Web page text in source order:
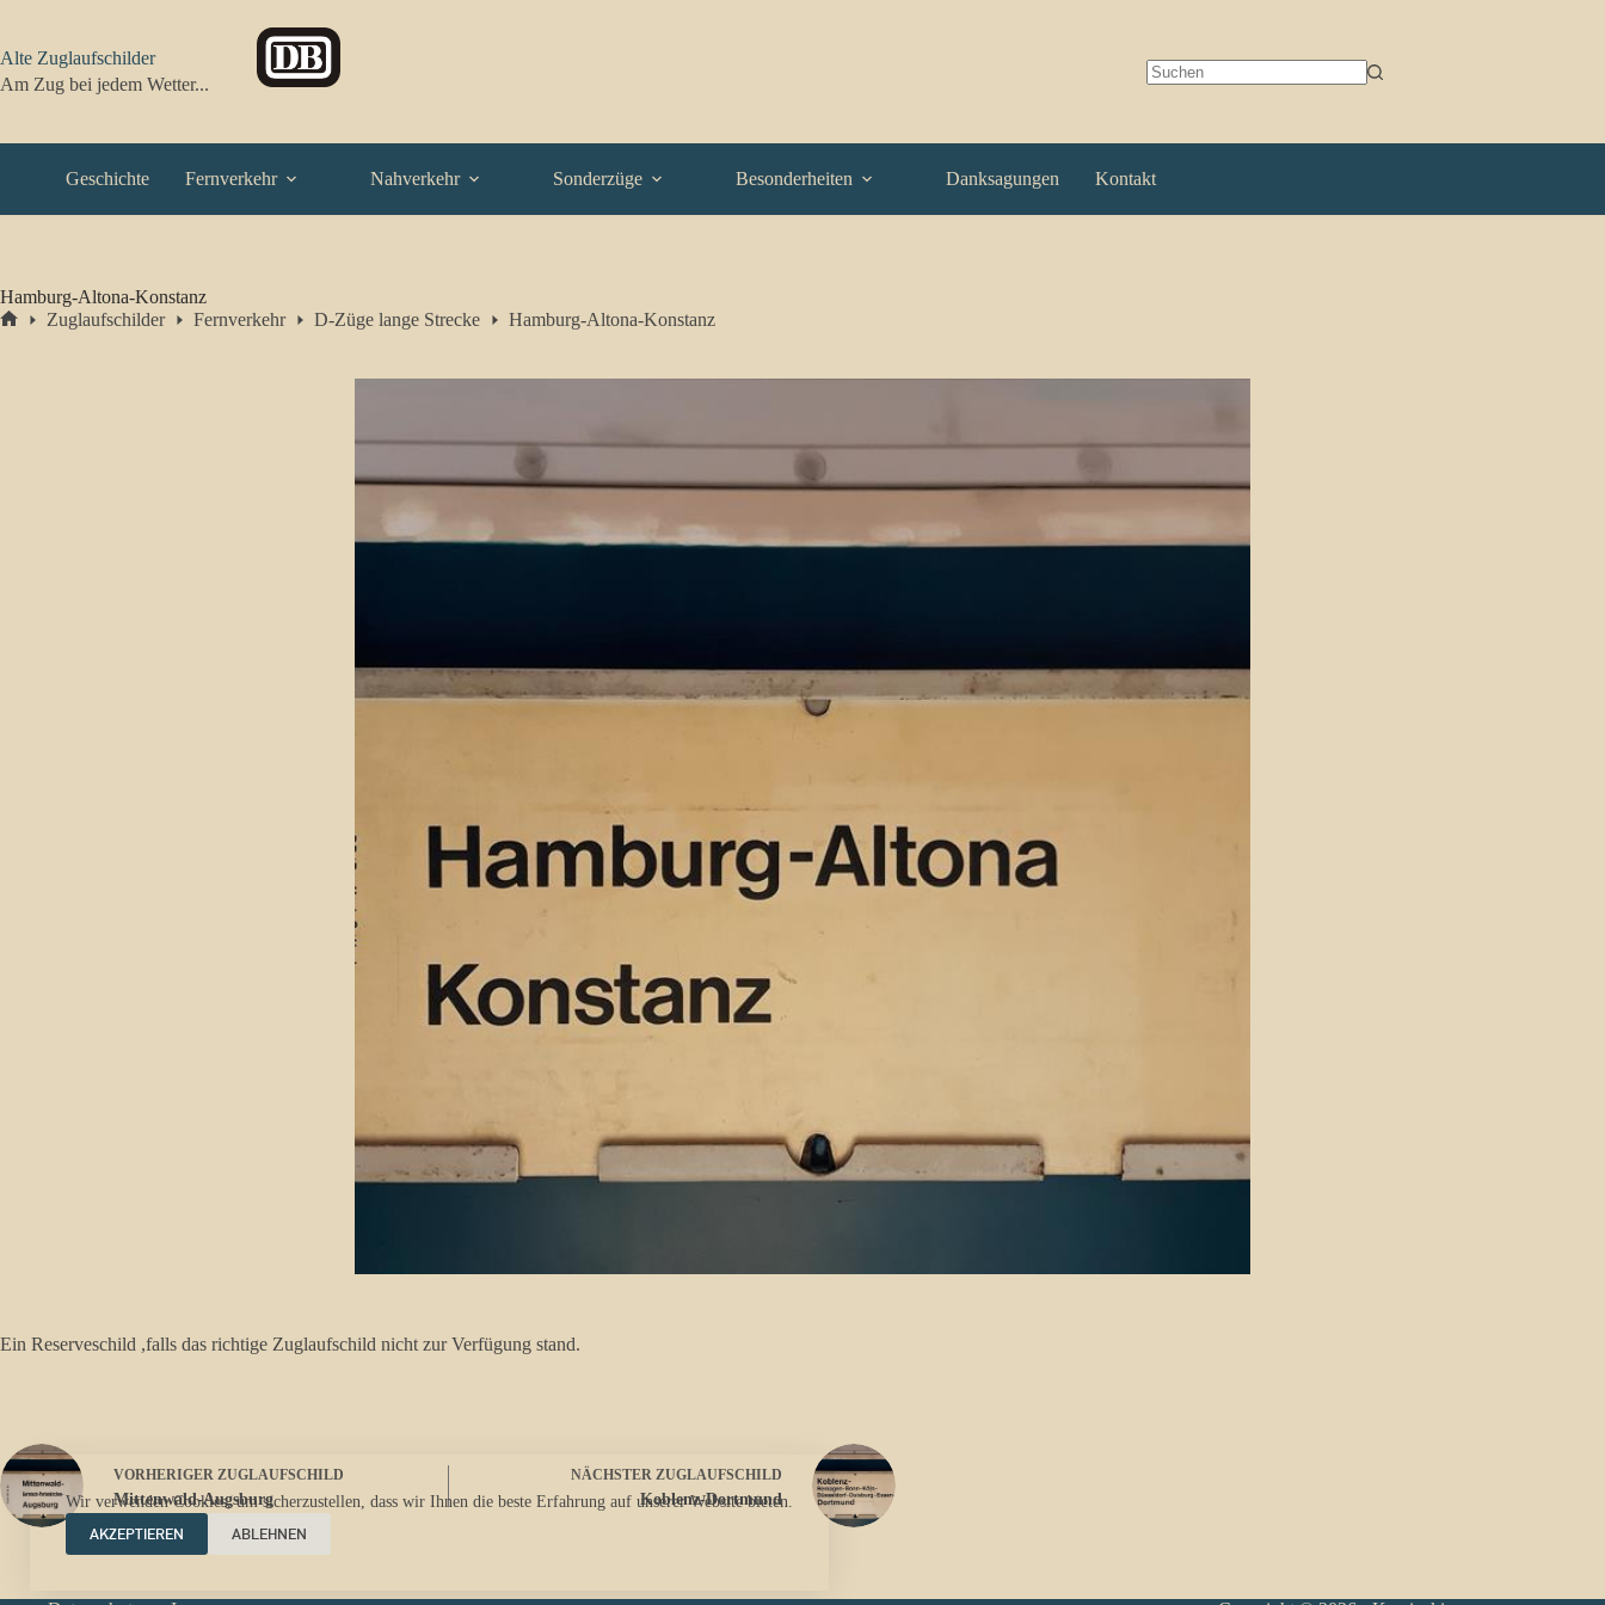
springen
Wir verwenden Cookies, um sicherzustellen, dass wir Ihnen die beste Erfahrung auf unserer Website bieten.
AKZEPTIEREN
ABLEHNEN
Alte Zuglaufschilder
Am Zug bei jedem Wetter...
Geschichte Fernverkehr Nahverkehr Sonderzüge Besonderheiten Danksagungen Kontakt
Hamburg-Altona-Konstanz
Zuglaufschilder Fernverkehr D-Züge lange Strecke Hamburg-Altona-Konstanz
Ein Reserveschild ,falls das richtige Zuglaufschild nicht zur Verfügung stand.
VORHERIGER ZUGLAUFSCHILD
Mittenwald-Augsburg
NÄCHSTER ZUGLAUFSCHILD
Koblenz-Dortmund